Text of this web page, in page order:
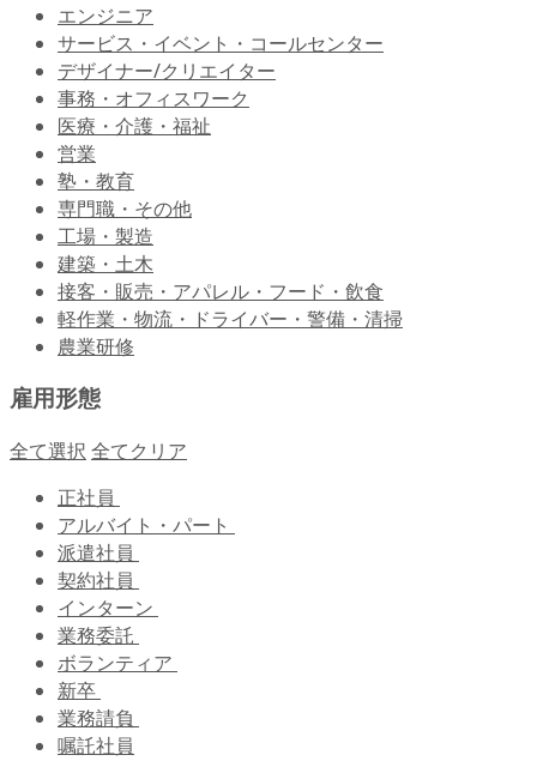
エンジニア
サービス・イベント・コールセンター
デザイナー/クリエイター
事務・オフィスワーク
医療・介護・福祉
営業
塾・教育
専門職・その他
工場・製造
建築・土木
接客・販売・アパレル・フード・飲食
軽作業・物流・ドライバー・警備・清掃
農業研修
雇用形態
全て選択 全てクリア
正社員
アルバイト・パート
派遣社員
契約社員
インターン
業務委託
ボランティア
新卒
業務請負
嘱託社員